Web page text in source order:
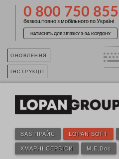
0 800 750 855
безкоштовно з мобільного по Україні
НАТИСНІТЬ ДЛЯ ЗВ'ЯЗКУ З-ЗА КОРДОНУ
ОНОВЛЕННЯ
ІНСТРУКЦІЇ
BAS ПРАЙС LOPAN SOFT
ХМАРНІ СЕРВІСИ M.E.Doc